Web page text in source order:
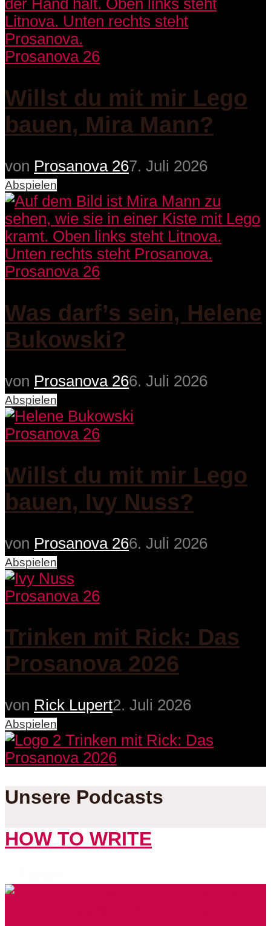
Prosanova 26
Willst du mit mir Lego
bauen, Mira Mann?
von Prosanova 267. Juli 2026
Abspielen
Prosanova 26
Was darf’s sein, Helene
Bukowski?
von Prosanova 266. Juli 2026
Abspielen
Prosanova 26
Willst du mit mir Lego
bauen, Ivy Nuss?
von Prosanova 266. Juli 2026
Abspielen
Prosanova 26
Trinken mit Rick: Das
Prosanova 2026
von Rick Lupert2. Juli 2026
Abspielen
Unsere Podcasts
HOW TO WRITE